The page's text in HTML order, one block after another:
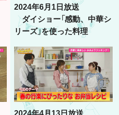
2024年6月1日放送
ダイショー「感動、中華シ
リーズ」を使った料理